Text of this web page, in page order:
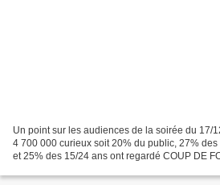
Un point sur les audiences de la soirée du 17/
4 700 000 curieux soit 20% du public, 27%
et 25% des 15/24 ans ont regardé COUP DE